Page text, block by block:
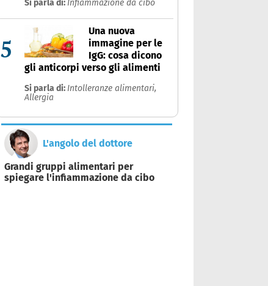
Si parla di: Infiammazione da cibo
5
Una nuova
immagine per le
IgG: cosa dicono
gli anticorpi verso gli alimenti
Si parla di: Intolleranze alimentari,
Allergia
L'angolo del dottore
Grandi gruppi alimentari per
spiegare l'infiammazione da cibo